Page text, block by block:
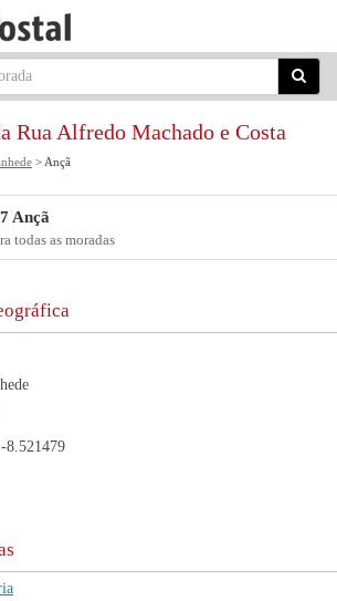
Rua Alfredo Machado e Costa
> Ançã
Ançã
todas as moradas
8.521479